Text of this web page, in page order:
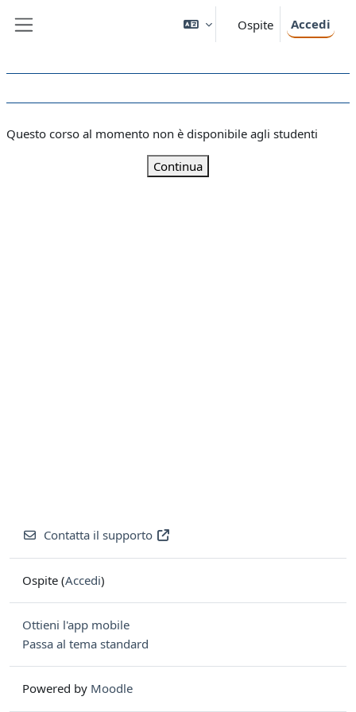
Ospite Accedi
Questo corso al momento non è disponibile agli studenti
Continua
Contatta il supporto
Ospite (Accedi)
Ottieni l'app mobile
Passa al tema standard
Powered by Moodle